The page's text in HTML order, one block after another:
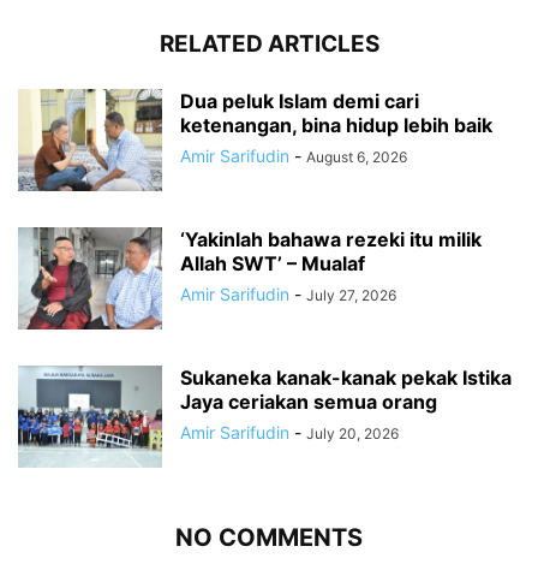
RELATED ARTICLES
Dua peluk Islam demi cari
ketenangan, bina hidup lebih baik
Amir Sarifudin - August 6, 2026
‘Yakinlah bahawa rezeki itu milik
Allah SWT’ – Mualaf
Amir Sarifudin - July 27, 2026
Sukaneka kanak-kanak pekak Istika
Jaya ceriakan semua orang
Amir Sarifudin - July 20, 2026
NO COMMENTS